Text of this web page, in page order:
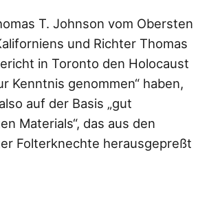
T. Johnson vom Obersten
und Richter Thomas
in Toronto den Holocaust
Kenntnis genommen“ haben,
auf der Basis „gut
Materials“, das aus den
Folterknechte herausgepreßt